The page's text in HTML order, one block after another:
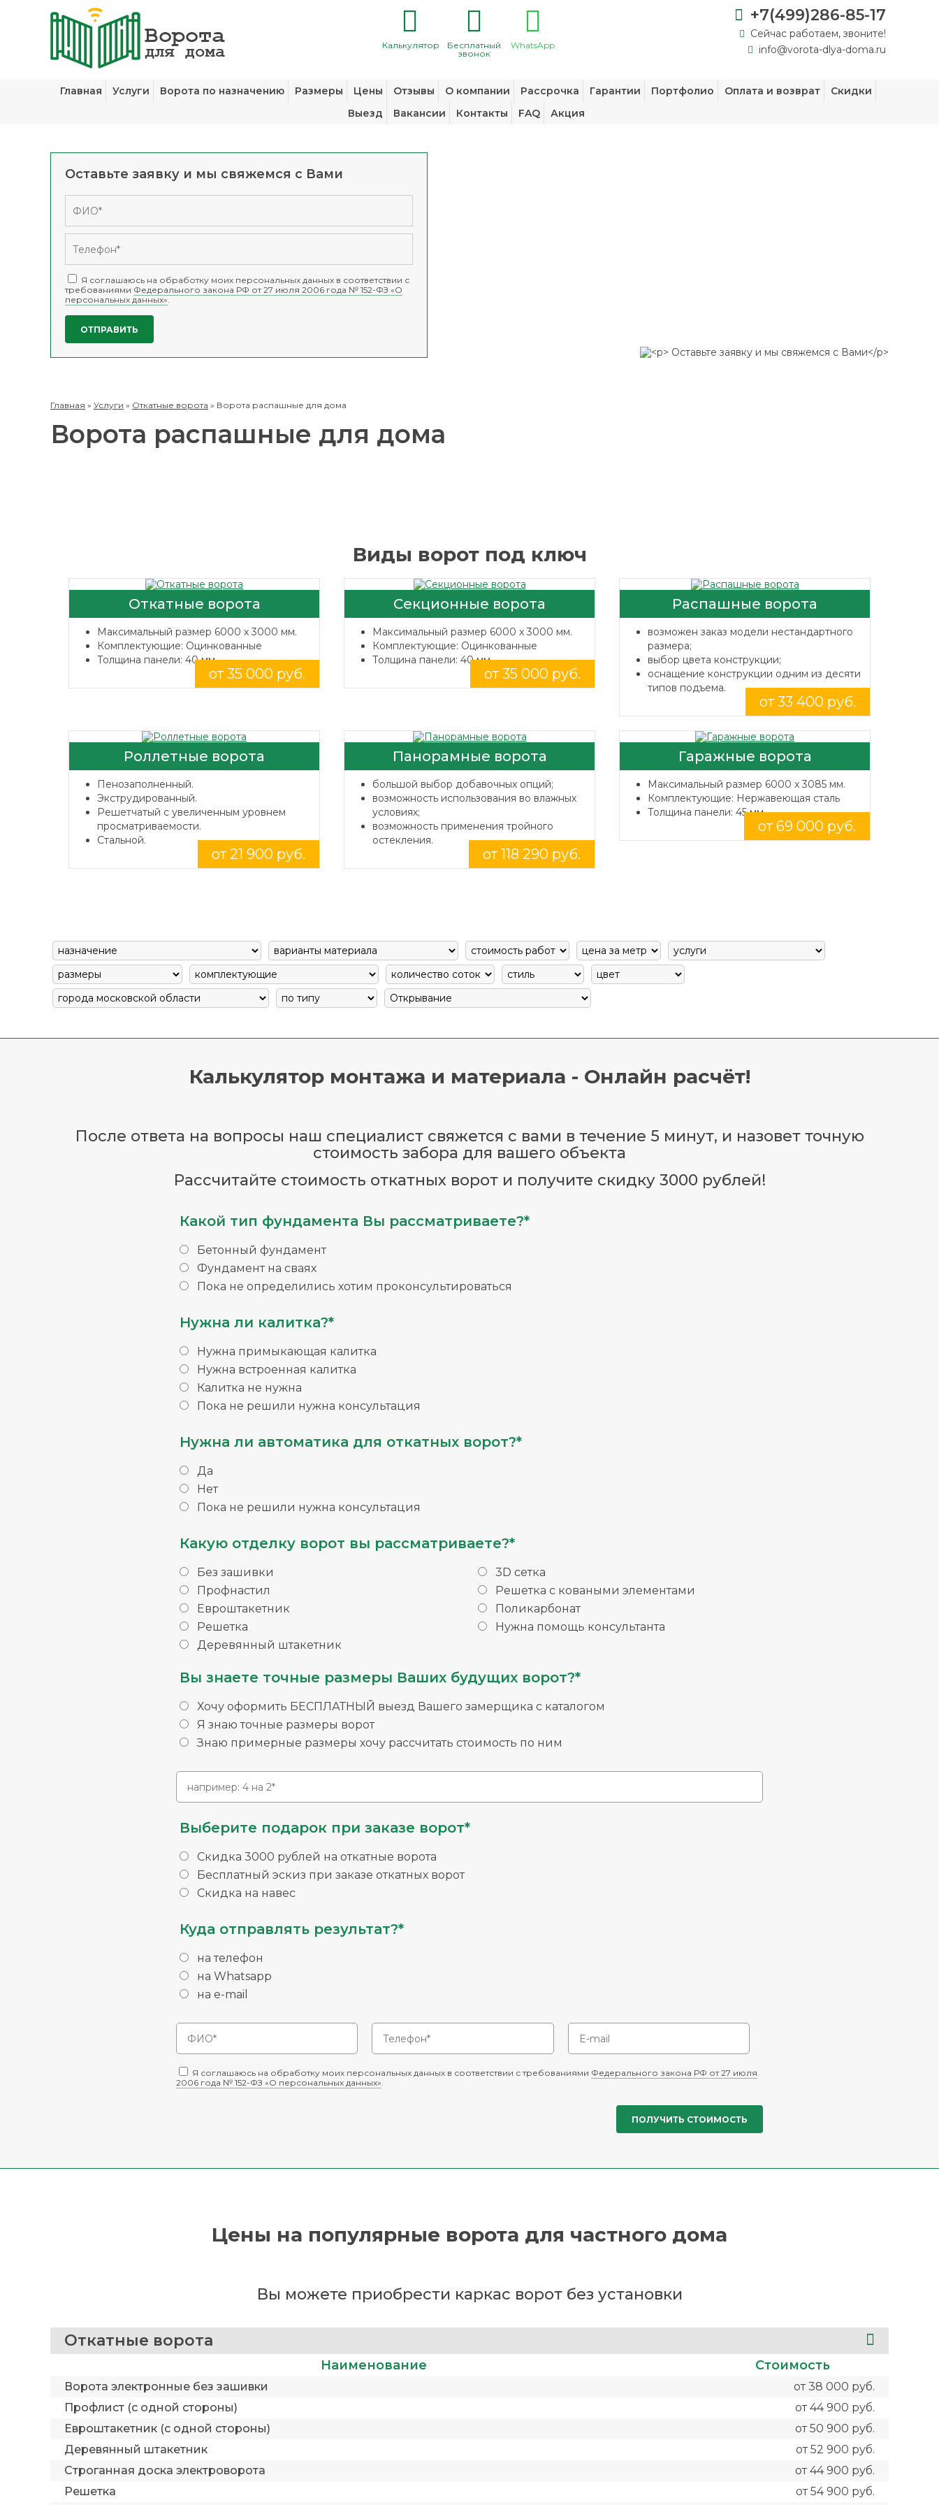
Калькулятор
Бесплатный
звонок
WhatsApp
+7(499)286-85-17
Сейчас работаем, звоните!
info@vorota-dlya-doma.ru
Главная Услуги Ворота по назначению Размеры Цены Отзывы О компании Рассрочка Гарантии Портфолио Оплата и возврат
Скидки
Выезд
Вакансии Контакты FAQ Акция
Оставьте заявку и мы свяжемся с Вами
Я соглашаюсь на обработку моих персональных данных в соответствии с
требованиями Федерального закона РФ от 27 июля 2006 года № 152-ФЗ «О
персональных данных».
Главная » Услуги » Откатные ворота » Ворота распашные для дома
Ворота распашные для дома
Виды ворот под ключ
Откатные ворота
Максимальный размер 6000 x 3000 мм.
Комплектующие: Оцинкованные
Толщина панели: 40 мм.
от 35 000 руб.
Секционные ворота
Максимальный размер 6000 x 3000 мм.
Комплектующие: Оцинкованные
Толщина панели: 40 мм.
от 35 000 руб.
Распашные ворота
возможен заказ модели нестандартного
размера;
выбор цвета конструкции;
оснащение конструкции одним из десяти
типов подъема.
от 33 400 руб.
Роллетные ворота
Пенозаполненный.
Экструдированный.
Решетчатый с увеличенным уровнем
просматриваемости.
Стальной.
от 21 900 руб.
Панорамные ворота
большой выбор добавочных опций;
возможность использования во влажных
условиях;
возможность применения тройного
остекления.
от 118 290 руб.
Гаражные ворота
Максимальный размер 6000 x 3085 мм.
Комплектующие: Нержавеющая сталь
Толщина панели: 45 мм.
от 69 000 руб.
Калькулятор монтажа и материала - Онлайн расчёт!
После ответа на вопросы наш специалист свяжется с вами в течение 5 минут, и назовет точную
стоимость забора для вашего объекта
Рассчитайте стоимость откатных ворот и получите скидку 3000 рублей!
Какой тип фундамента Вы рассматриваете?*
Бетонный фундамент
Фундамент на сваях
Пока не определились хотим проконсультироваться
Нужна ли калитка?*
Нужна примыкающая калитка
Нужна встроенная калитка
Калитка не нужна
Пока не решили нужна консультация
Нужна ли автоматика для откатных ворот?*
Да
Нет
Пока не решили нужна консультация
Какую отделку ворот вы рассматриваете?*
Без зашивки
Профнастил
Евроштакетник
Решетка
Деревянный штакетник
3D сетка
Решетка с коваными элементами
Поликарбонат
Нужна помощь консультанта
Вы знаете точные размеры Ваших будущих ворот?*
Хочу оформить БЕСПЛАТНЫЙ выезд Вашего замерщика с каталогом
Я знаю точные размеры ворот
Знаю примерные размеры хочу рассчитать стоимость по ним
Выберите подарок при заказе ворот*
Скидка 3000 рублей на откатные ворота
Бесплатный эскиз при заказе откатных ворот
Скидка на навес
Куда отправлять результат?*
на телефон
на Whatsapp
на e-mail
Я соглашаюсь на обработку моих персональных данных в соответствии с требованиями Федерального закона РФ от 27 июля
2006 года № 152-ФЗ «О персональных данных».
Цены на популярные ворота для частного дома
Вы можете приобрести каркас ворот без установки
Откатные ворота
Наименование Стоимость
Ворота электронные без зашивки
от 38 000 руб.
Профлист (с одной стороны)
от 44 900 руб.
Евроштакетник (с одной стороны)
от 50 900 руб.
Деревянный штакетник
от 52 900 руб.
Строганная доска электроворота
от 44 900 руб.
Решетка
от 54 900 руб.